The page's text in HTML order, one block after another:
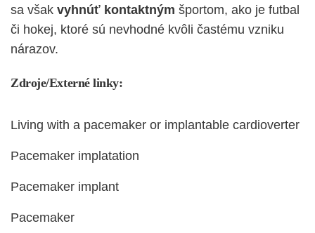
sa však vyhnúť kontaktným športom, ako je futbal
či hokej, ktoré sú nevhodné kvôli častému vzniku
nárazov.
Zdroje/Externé linky:
Living with a pacemaker or implantable cardioverter
Pacemaker implatation
Pacemaker implant
Pacemaker